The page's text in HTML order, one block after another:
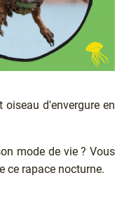
oiseau d'envergure en
mode de vie ? Vous
ce rapace nocturne.